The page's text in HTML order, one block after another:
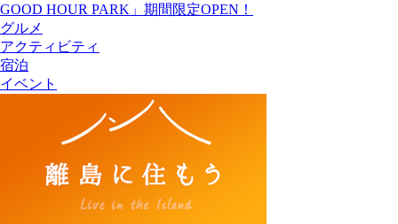
GOOD HOUR PARK」期間限定OPEN！
グルメ
アクティビティ
宿泊
イベント